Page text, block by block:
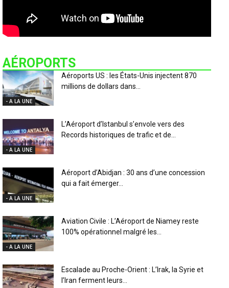
AÉROPORTS
- A LA UNE
Aéroports US : les États-Unis injectent 870
millions de dollars dans...
- A LA UNE
L’Aéroport d’Istanbul s’envole vers des
Records historiques de trafic et de...
- A LA UNE
Aéroport d’Abidjan : 30 ans d’une concession
qui a fait émerger...
- A LA UNE
Aviation Civile : L’Aéroport de Niamey reste
100% opérationnel malgré les...
Escalade au Proche-Orient : L’Irak, la Syrie et
l’Iran ferment leurs...